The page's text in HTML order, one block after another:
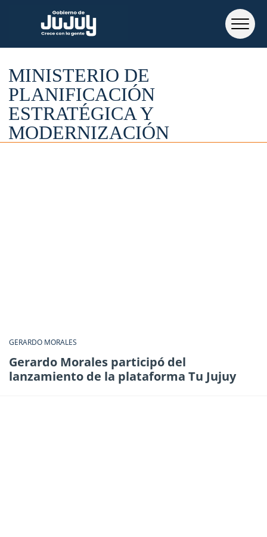
MINISTERIO DE
PLANIFICACIÓN
ESTRATÉGICA Y
MODERNIZACIÓN
GERARDO MORALES
Gerardo Morales participó del
lanzamiento de la plataforma Tu Jujuy